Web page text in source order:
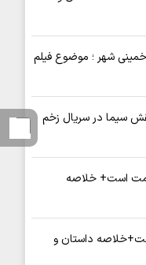
شهر ؛ موضوع فیلم
نقش سیما در سریال زخم
است+ خلاصه
داستان و